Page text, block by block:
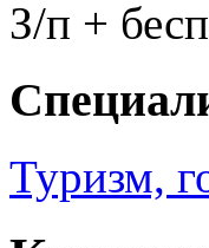
З/п +
Туризм,